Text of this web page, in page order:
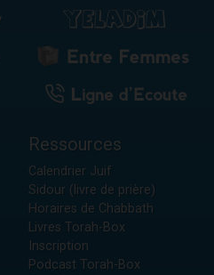
Ressources
Calendrier Juif
Sidour (livre de prière)
Horaires de Chabbath
Livres Torah-Box
Inscription
Podcast Torah-Box